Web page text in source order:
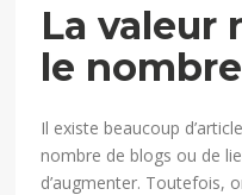
La valeur
le
Il existe beaucoup
nombre de blogs ou de
d’augmenter. Toutefois,